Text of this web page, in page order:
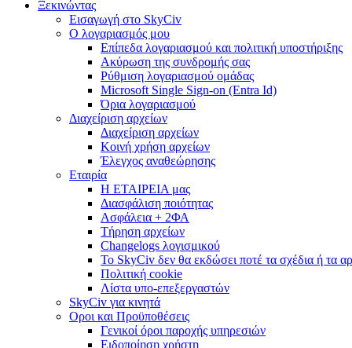
Ξεκινώντας
Εισαγωγή στο SkyCiv
Ο λογαριασμός μου
Επίπεδα λογαριασμού και πολιτική υποστήριξης
Ακύρωση της συνδρομής σας
Ρύθμιση λογαριασμού ομάδας
Microsoft Single Sign-on (Entra Id)
Όρια λογαριασμού
Διαχείριση αρχείων
Διαχείριση αρχείων
Κοινή χρήση αρχείων
Έλεγχος αναθεώρησης
Εταιρία
Η ΕΤΑΙΡΕΙΑ μας
Διασφάλιση ποιότητας
Ασφάλεια + 2ΦΑ
Τήρηση αρχείων
Changelogs λογισμικού
Το SkyCiv δεν θα εκδώσει ποτέ τα σχέδια ή τα
Πολιτική cookie
Λίστα υπο-επεξεργαστών
SkyCiv για κινητά
Οροι και Προϋποθέσεις
Γενικοί όροι παροχής υπηρεσιών
Ειδοποίηση χρήστη